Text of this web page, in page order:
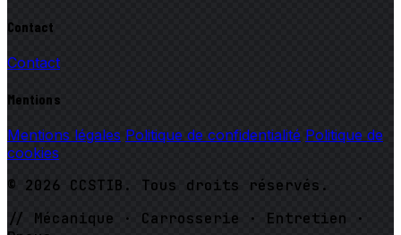
Contact
Contact
Mentions
Mentions légales Politique de confidentialité Politique de
cookies
© 2026 CCSTIB. Tous droits réservés.
// Mécanique · Carrosserie · Entretien ·